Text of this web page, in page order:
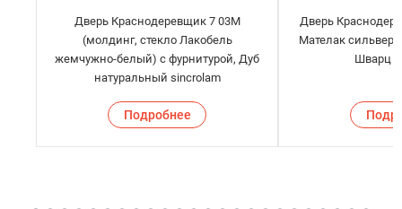
Дверь Краснодеревщик 7 03М
(молдинг, стекло Лакобель
жемчужно-белый) с фурнитурой, Дуб
натуральный sincrolam
Подробнее
Дверь
Мателак сильвер)
Шварц